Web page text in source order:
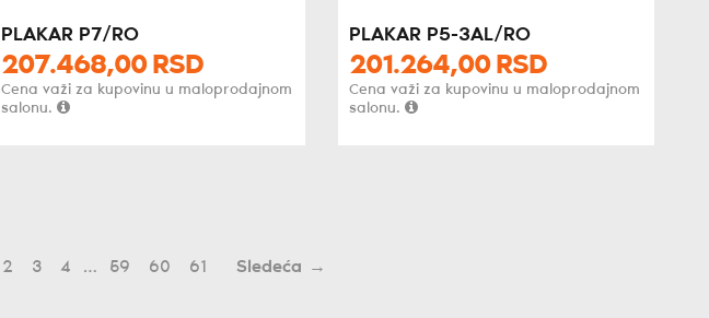
PLAKAR P7/RO
207.468,00 RSD
Cena važi za kupovinu u maloprodajnom
salonu.
PLAKAR P5-3AL/RO
201.264,00 RSD
Cena važi za kupovinu u maloprodajnom
salonu.
2 3 4 … 59 60 61 →